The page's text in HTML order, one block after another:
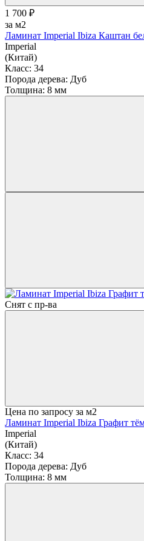
1 700 ₽
за м2
Ламинат Imperial Ibiza Каштан
Imperial
(Китай)
Класс: 34
Порода дерева: Дуб
Толщина: 8 мм
Снят с пр-ва
Цена по запросу за м2
Ламинат Imperial Ibiza Графит
Imperial
(Китай)
Класс: 34
Порода дерева: Дуб
Толщина: 8 мм